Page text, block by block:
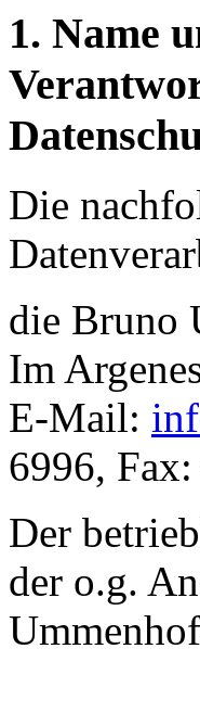
1. Name
Die
die Bruno
Im
E-Mail:
6996,
Der
der o.g.